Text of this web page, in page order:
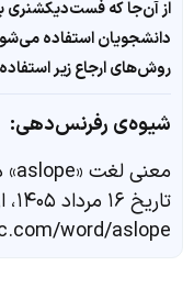
از آن‌جا که فست‌دیکشنری
دانشجویان استفاده
روش‌های ارجاع زیر
شیوه‌ی رفرنس‌دهی:
معنی لغت «aslope» در
تاریخ ۱۶
word/aslope